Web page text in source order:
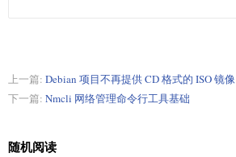
上一篇: Debian 项目不再提供 CD 格式的 ISO 镜像
下一篇: Nmcli 网络管理命令行工具基础
随机阅读